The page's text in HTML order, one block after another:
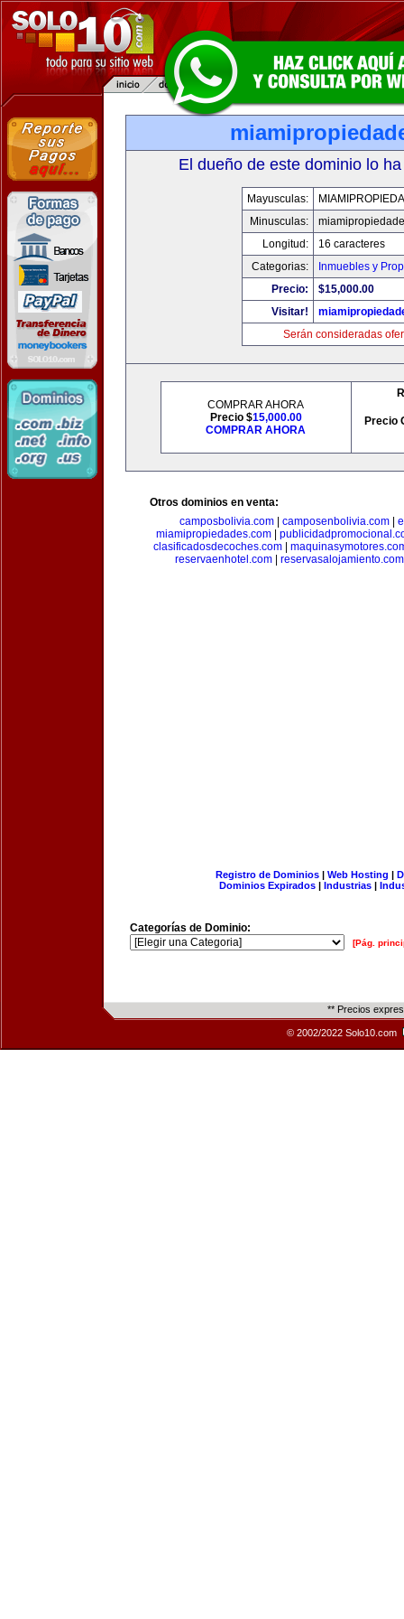
El dueño de este dominio lo
Mayusculas:
Minusculas:
Longitud:
16 caracteres
Categorias:
Inmuebles y
Precio:
$15,000.00
Visitar!
Serán consideradas
COMPRAR AHORA
Precio $15,000.00
COMPRAR AHORA
Precio
Otros dominios en venta:
camposbolivia.com| camposenbolivia.com|
miamipropiedades.com
clasificadosdecoches.com
reservaenhotel.com| reservasalojamiento.com
Registro de Dominios| Web Hosting |
Dominios Expirados | Industrias |
Categorías de Dominio:
[Pág.
** Precios
© 2002/2022 Solo10.com